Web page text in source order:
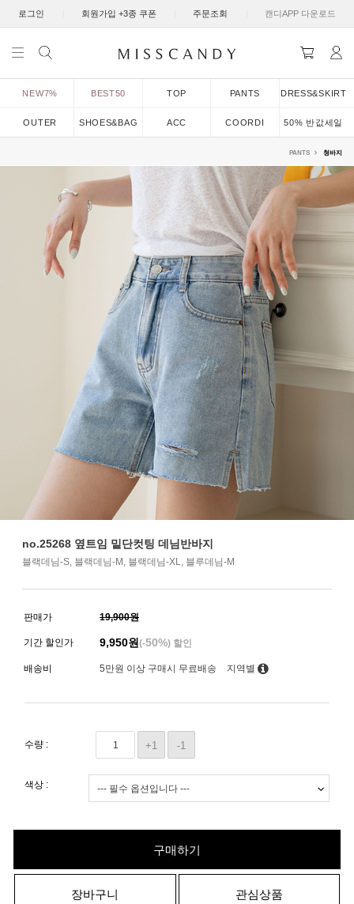
로그인 회원가입 +3종 쿠폰 주문조회 캔디APP 다운로드
NEW7% BEST50 TOP PANTS DRESS&SKIRT
OUTER SHOES&BAG ACC COORDI 50% 반값세일
PANTS 청바지
no.25268 옆트임 밑단컷팅 데님반바지
블랙데님-S, 블랙데님-M, 블랙데님-XL, 블루데님-M
판매가 19,900원
기간 할인가 9,950원 (-50%) 할인
배송비 5만원 이상 구매시 무료배송 지역별
수량 : +1 -1
색상 :
구매하기
장바구니 관심상품